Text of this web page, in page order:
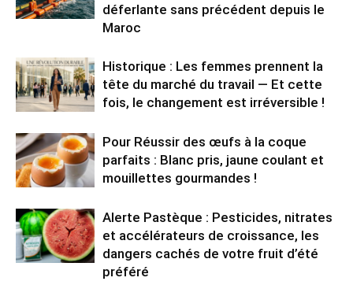
déferlante sans précédent depuis le
Maroc
Historique : Les femmes prennent la
tête du marché du travail — Et cette
fois, le changement est irréversible !
Pour Réussir des œufs à la coque
parfaits : Blanc pris, jaune coulant et
mouillettes gourmandes !
Alerte Pastèque : Pesticides, nitrates
et accélérateurs de croissance, les
dangers cachés de votre fruit d’été
préféré